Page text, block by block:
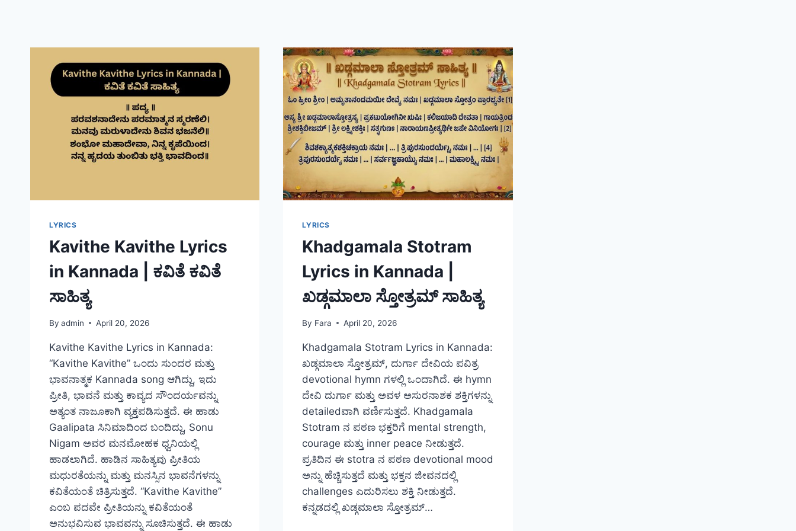
LYRICS
Kavithe Kavithe Lyrics
in Kannada | ಕವಿತೆ ಕವಿತೆ
ಸಾಹಿತ್ಯ
By admin April 20, 2026
Kavithe Kavithe Lyrics in Kannada:
“Kavithe Kavithe” ಒಂದು ಸುಂದರ ಮತ್ತು
ಭಾವನಾತ್ಮಕ Kannada song ಆಗಿದ್ದು, ಇದು
ಪ್ರೀತಿ, ಭಾವನೆ ಮತ್ತು ಕಾವ್ಯದ ಸೌಂದರ್ಯವನ್ನು
ಅತ್ಯಂತ ನಾಜೂಕಾಗಿ ವ್ಯಕ್ತಪಡಿಸುತ್ತದೆ. ಈ ಹಾಡು
Gaalipata ಸಿನಿಮಾದಿಂದ ಬಂದಿದ್ದು, Sonu
Nigam ಅವರ ಮನಮೋಹಕ ಧ್ವನಿಯಲ್ಲಿ
ಹಾಡಲಾಗಿದೆ. ಹಾಡಿನ ಸಾಹಿತ್ಯವು ಪ್ರೀತಿಯ
ಮಧುರತೆಯನ್ನು ಮತ್ತು ಮನಸ್ಸಿನ ಭಾವನೆಗಳನ್ನು
ಕವಿತೆಯಂತೆ ಚಿತ್ರಿಸುತ್ತದೆ. “Kavithe Kavithe”
ಎಂಬ ಪದವೇ ಪ್ರೀತಿಯನ್ನು ಕವಿತೆಯಂತೆ
ಅನುಭವಿಸುವ ಭಾವವನ್ನು ಸೂಚಿಸುತ್ತದೆ. ಈ ಹಾಡು
LYRICS
Khadgamala Stotram
Lyrics in Kannada |
ಖಡ್ಗಮಾಲಾ ಸ್ತೋತ್ರಮ್ ಸಾಹಿತ್ಯ
By Fara April 20, 2026
Khadgamala Stotram Lyrics in Kannada:
ಖಡ್ಗಮಾಲಾ ಸ್ತೋತ್ರಮ್, ದುರ್ಗಾ ದೇವಿಯ ಪವಿತ್ರ
devotional hymn ಗಳಲ್ಲಿ ಒಂದಾಗಿದೆ. ಈ hymn
ದೇವಿ ದುರ್ಗಾ ಮತ್ತು ಅವಳ ಅಸುರನಾಶಕ ಶಕ್ತಿಗಳನ್ನು
detailedವಾಗಿ ವರ್ಣಿಸುತ್ತದೆ. Khadgamala
Stotram ನ ಪಠಣ ಭಕ್ತರಿಗೆ mental strength,
courage ಮತ್ತು inner peace ನೀಡುತ್ತದೆ.
ಪ್ರತಿದಿನ ಈ stotra ನ ಪಠಣ devotional mood
ಅನ್ನು ಹೆಚ್ಚಿಸುತ್ತದೆ ಮತ್ತು ಭಕ್ತನ ಜೀವನದಲ್ಲಿ
challenges ಎದುರಿಸಲು ಶಕ್ತಿ ನೀಡುತ್ತದೆ.
ಕನ್ನಡದಲ್ಲಿ ಖಡ್ಗಮಾಲಾ ಸ್ತೋತ್ರಮ್…